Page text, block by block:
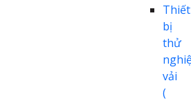
Thiết
bị
thử
vải
(